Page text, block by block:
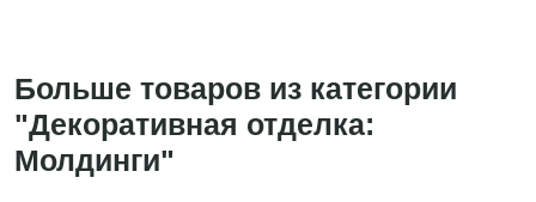
Больше товаров из категории
"Декоративная отделка:
Молдинги"